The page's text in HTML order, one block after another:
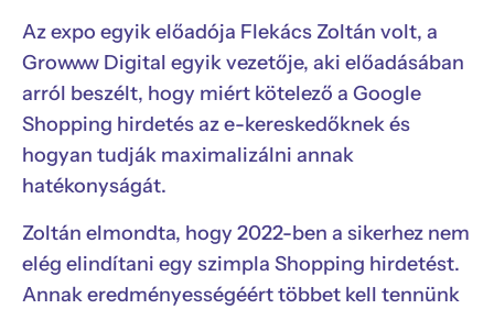
Az expo egyik előadója Flekács Zoltán volt, a
Growww Digital egyik vezetője, aki előadásában
arról beszélt, hogy miért kötelező a Google
Shopping hirdetés az e-kereskedőknek és
hogyan tudják maximalizálni annak
hatékonyságát.
Zoltán elmondta, hogy 2022-ben a sikerhez nem
elég elindítani egy szimpla Shopping hirdetést.
Annak eredményességéért többet kell tennünk